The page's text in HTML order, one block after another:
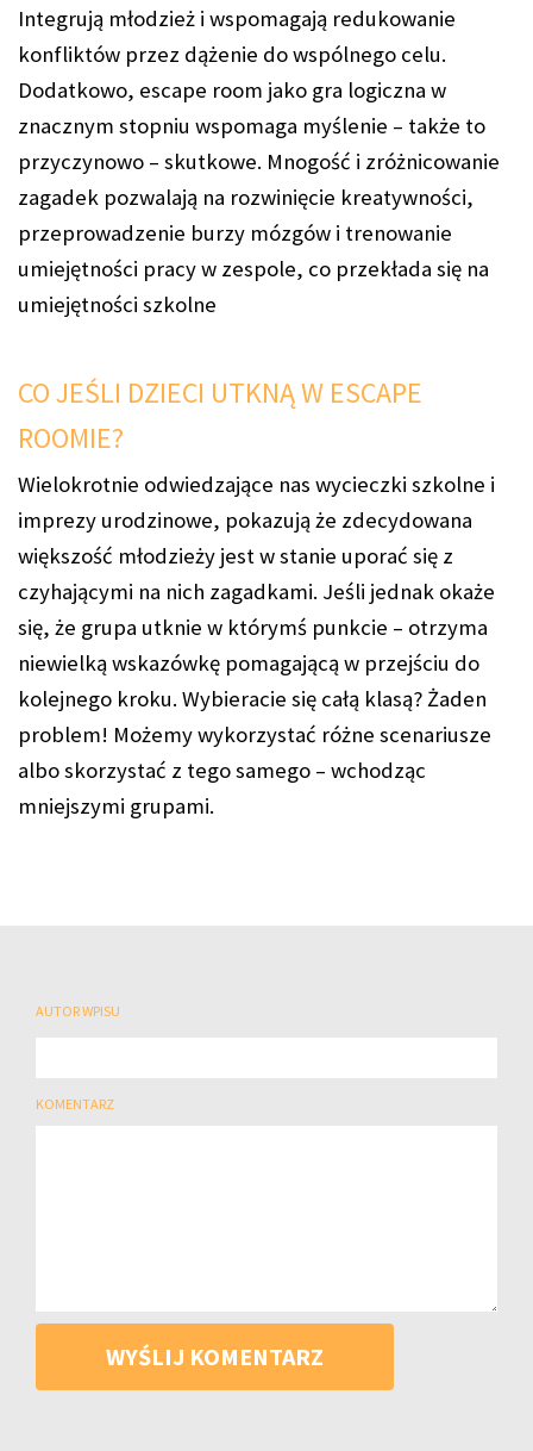
Integrują młodzież i wspomagają redukowanie
konfliktów przez dążenie do wspólnego celu.
Dodatkowo, escape room jako gra logiczna w
znacznym stopniu wspomaga myślenie – także to
przyczynowo – skutkowe. Mnogość i zróżnicowanie
zagadek pozwalają na rozwinięcie kreatywności,
przeprowadzenie burzy mózgów i trenowanie
umiejętności pracy w zespole, co przekłada się na
umiejętności szkolne
CO JEŚLI DZIECI UTKNĄ W ESCAPE
ROOMIE?
Wielokrotnie odwiedzające nas wycieczki szkolne i
imprezy urodzinowe, pokazują że zdecydowana
większość młodzieży jest w stanie uporać się z
czyhającymi na nich zagadkami. Jeśli jednak okaże
się, że grupa utknie w którymś punkcie – otrzyma
niewielką wskazówkę pomagającą w przejściu do
kolejnego kroku. Wybieracie się całą klasą? Żaden
problem! Możemy wykorzystać różne scenariusze
albo skorzystać z tego samego – wchodząc
mniejszymi grupami.
AUTOR WPISU
KOMENTARZ